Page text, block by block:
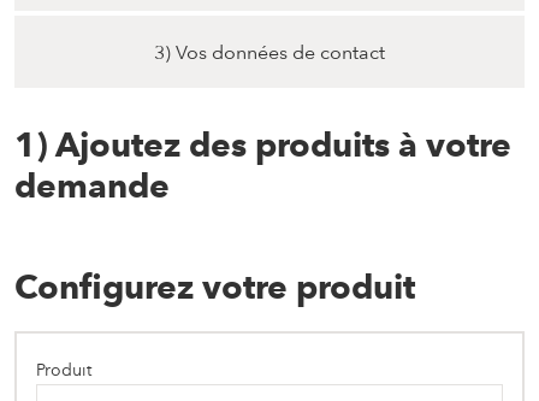
3) Vos données de contact
1) Ajoutez des produits à votre
demande
Configurez votre produit
Produit